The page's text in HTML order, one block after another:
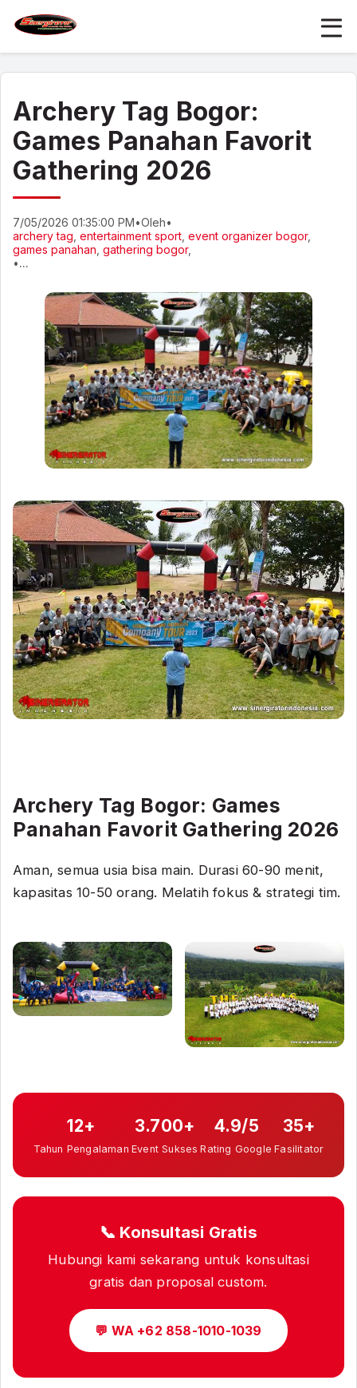
Archery Tag Bogor:
Games Panahan Favorit
Gathering 2026
7/05/2026 01:35:00 PM•Oleh•
archery tag entertainment sport event organizer bogor,
games panahan gathering bogor,
•...
Archery Tag Bogor: Games
Panahan Favorit Gathering 2026
Aman, semua usia bisa main. Durasi 60-90 menit,
kapasitas 10-50 orang. Melatih fokus & strategi tim.
12+
Tahun Pengalaman
3.700+
Event Sukses
4.9/5
Rating Google
35+
Fasilitator
📞 Konsultasi Gratis
Hubungi kami sekarang untuk konsultasi
gratis dan proposal custom.
💬 WA +62 858-1010-1039